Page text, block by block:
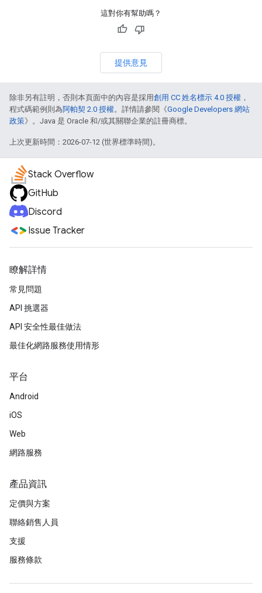
這對你有幫助嗎？
提供意見
除非另有註明，否則本頁面中的內容是採用創用 CC 姓名標示 4.0 授權 ，
程式碼範例則為阿帕契 2.0 授權。詳情請參閱《Google Developers 網站
政策》。Java 是 Oracle 和/或其關聯企業的註冊商標。
上次更新時間：2026-07-12 (世界標準時間)。
Stack Overflow
GitHub
Discord
Issue Tracker
瞭解詳情
常見問題
API 挑選器
API 安全性最佳做法
最佳化網路服務使用情形
平台
Android
iOS
Web
網路服務
產品資訊
定價與方案
聯絡銷售人員
支援
服務條款